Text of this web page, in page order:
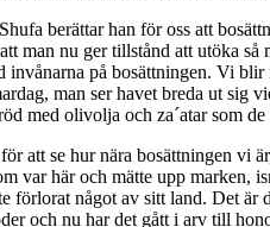
berättar han för oss att
man nu ger tillstånd att utöka
på bosättningen. Vi
man ser havet breda ut sig
med olivolja och za´atar som
att se hur nära bosättningen vi
var här och mätte upp marken,
förlorat något av sitt land. Det
och nu har det gått i arv till